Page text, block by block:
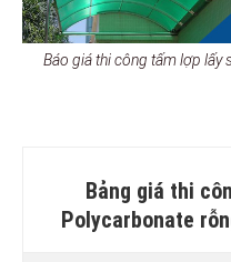
Báo giá thi công tấm lợp lấy
Bảng giá thi
Polycarbonate